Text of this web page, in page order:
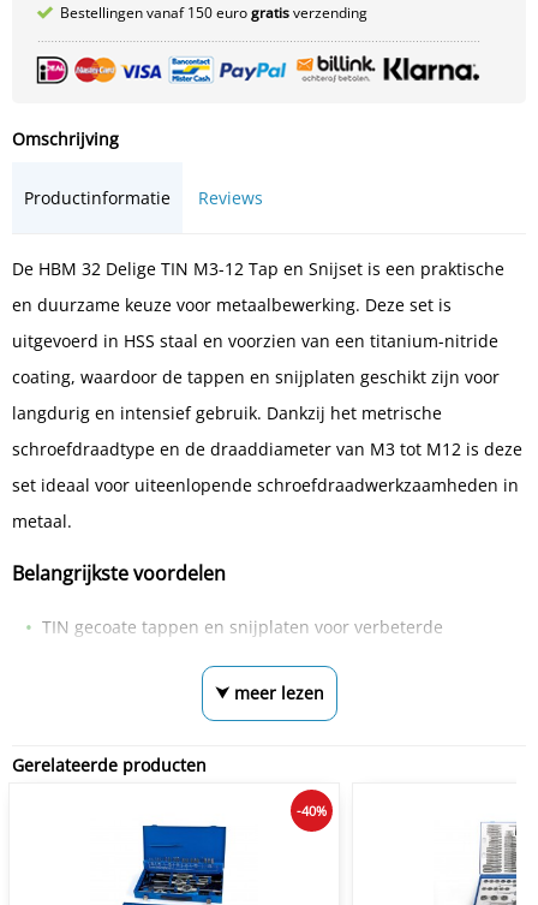
Bestellingen vanaf 150 eurogratisverzending
Omschrijving
Productinformatie Reviews
De HBM 32 Delige TIN M3-12 Tap en Snijset is een praktische
en duurzame keuze voor metaalbewerking. Deze set is
uitgevoerd in HSS staal en voorzien van een titanium-nitride
coating, waardoor de tappen en snijplaten geschikt zijn voor
langdurig en intensief gebruik. Dankzij het metrische
schroefdraadtype en de draaddiameter van M3 tot M12 is deze
set ideaal voor uiteenlopende schroefdraadwerkzaamheden in
metaal.
Belangrijkste voordelen
TIN gecoate tappen en snijplaten voor verbeterde
⮟ meer lezen
Gerelateerde producten
-40%